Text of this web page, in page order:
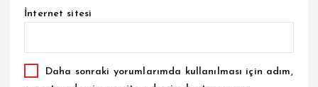
İnternet sitesi
Daha sonraki yorumlarımda kullanılması için adım,